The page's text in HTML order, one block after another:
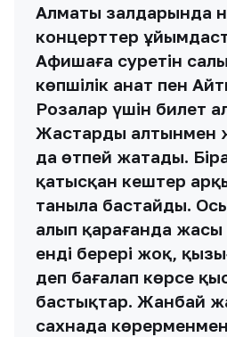
Алматы залдарында
концерттер
Афишаға суретін
көпшілік Қанат пен
Розалар үшін билет
Жастарды алтынмен
да өтпей жатады.
қатысқан кештер
таныла бастайды.
алып қарағанда жасы
енді берері жоқ,
деп бағалап көрсе
бастықтар. Жанбай
сахнада